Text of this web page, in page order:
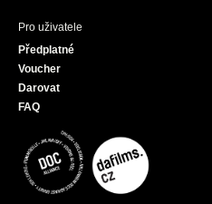
Pro uživatele
Předplatné
Voucher
Darovat
FAQ